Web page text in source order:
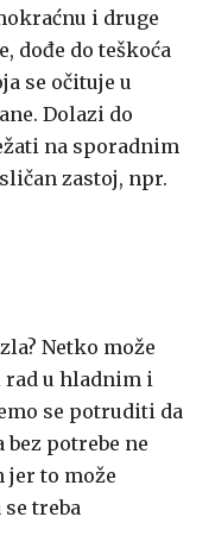
i druge
dođe do teškoća
se očituje u
Dolazi do
na sporadnim
zastoj, npr.
Netko može
u hladnim i
se potruditi da
potrebe ne
jer to može
treba